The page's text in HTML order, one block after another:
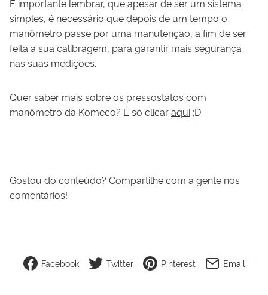
É importante lembrar, que apesar de ser um sistema
simples, é necessário que depois de um tempo o
manômetro passe por uma manutenção, a fim de ser
feita a sua calibragem, para garantir mais segurança
nas suas medições.
Quer saber mais sobre os pressostatos com
manômetro da Komeco? É só clicaraqui ;D
Gostou do conteúdo? Compartilhe com a gente nos
comentários!
Facebook Twitter Pinterest Email